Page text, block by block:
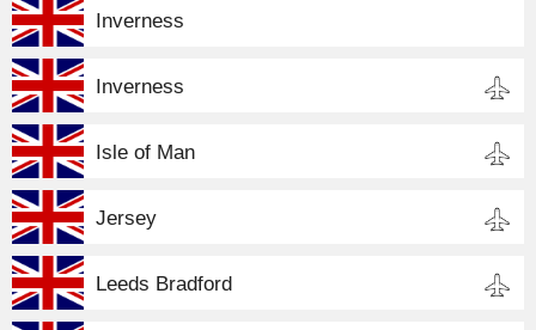
Inverness
Inverness
Isle of Man
Jersey
Leeds Bradford